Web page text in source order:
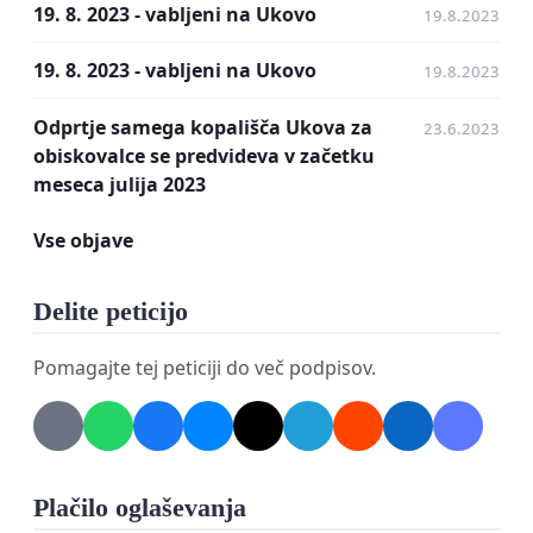
kot zagotovitev prostora šolski, predšolski in ostali
mladini za kakovostno preživljanje počitniških
vsakdanov. Mnogim otrokom je predstavljal edino
možnost kopanja, družinam pa omogočal poceni
opismenjevanju otrok, saj so se skozi vsa leta na
bazenu odvijali plavalni tečaji, svoje znanje plavanja
pa so otroci lahko izpopolnjevali na treningih
19. 8. 2023 - vabljeni na Ukovo 19.8.2023
19. 8. 2023 - vabljeni na Ukovo 19.8.2023
Odprtje samega kopališča Ukova za
obiskovalce se predvideva v začetku
meseca julija 2023
23.6.2023
Vse objave
Delite peticijo
Pomagajte tej peticiji do več podpisov.
Plačilo oglaševanja